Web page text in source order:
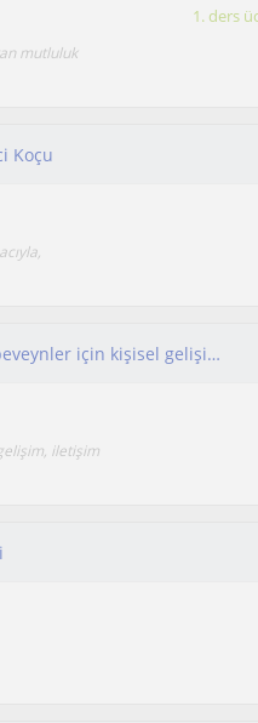
1. ders
mutluluk
Koçu
Farkındalık odaklı koçluk Bilingual gençler ve ebeveynler için kişisel gelişim
iletişim